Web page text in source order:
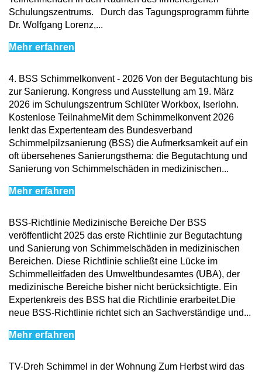
Schulungszentrums. Durch das Tagungsprogramm führte
Dr. Wolfgang Lorenz,...
Mehr erfahren
4. BSS Schimmelkonvent - 2026 Von der Begutachtung bis
zur Sanierung. Kongress und Ausstellung am 19. März
2026 im Schulungszentrum Schlüter Workbox, Iserlohn.
Kostenlose TeilnahmeMit dem Schimmelkonvent 2026
lenkt das Expertenteam des Bundesverband
Schimmelpilzsanierung (BSS) die Aufmerksamkeit auf ein
oft übersehenes Sanierungsthema: die Begutachtung und
Sanierung von Schimmelschäden in medizinischen...
Mehr erfahren
BSS-Richtlinie Medizinische Bereiche Der BSS
veröffentlicht 2025 das erste Richtlinie zur Begutachtung
und Sanierung von Schimmelschäden in medizinischen
Bereichen. Diese Richtlinie schließt eine Lücke im
Schimmelleitfaden des Umweltbundesamtes (UBA), der
medizinische Bereiche bisher nicht berücksichtigte. Ein
Expertenkreis des BSS hat die Richtlinie erarbeitet.Die
neue BSS-Richtlinie richtet sich an Sachverständige und...
Mehr erfahren
TV-Dreh Schimmel in der Wohnung Zum Herbst wird das